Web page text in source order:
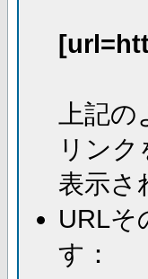
上記
リン
表示さ
URLそ
す：